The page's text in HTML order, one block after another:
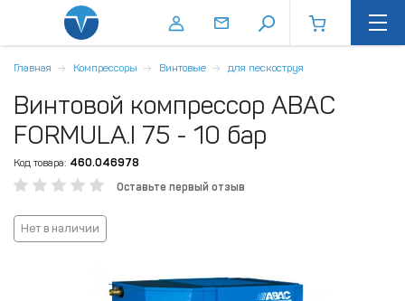
Главная Компрессоры Винтовые для пескоструя
Винтовой компрессор ABAC
FORMULA.I 75 - 10 бар
Код товара: 460.046978
Оставьте первый отзыв
Нет в наличии